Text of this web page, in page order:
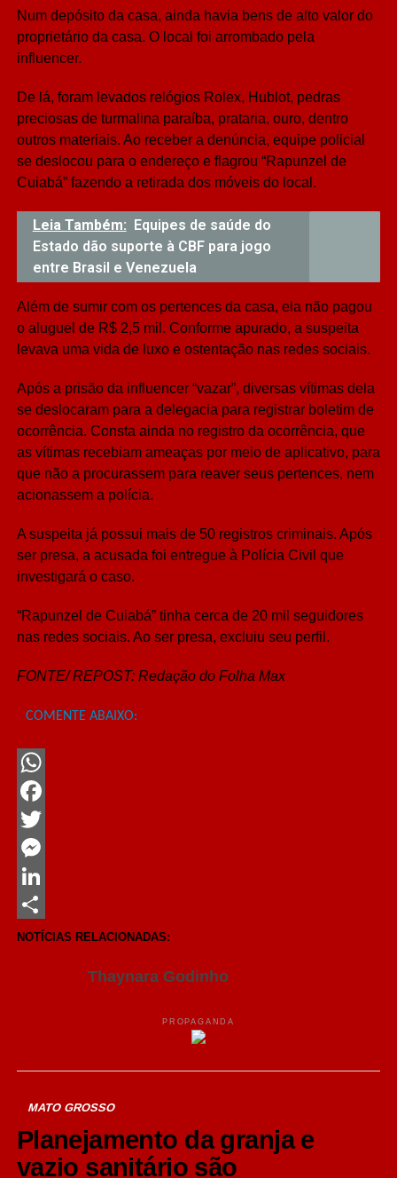
Num depósito da casa, ainda havia bens de alto valor do
proprietário da casa. O local foi arrombado pela
influencer.
De lá, foram levados relógios Rolex, Hublot, pedras
preciosas de turmalina paraíba, prataria, ouro, dentro
outros materiais. Ao receber a denúncia, equipe policial
se deslocou para o endereço e flagrou “Rapunzel de
Cuiabá” fazendo a retirada dos móveis do local.
Leia Também: Equipes de saúde do
Estado dão suporte à CBF para jogo
entre Brasil e Venezuela
Além de sumir com os pertences da casa, ela não pagou
o aluguel de R$ 2,5 mil. Conforme apurado, a suspeita
levava uma vida de luxo e ostentação nas redes sociais.
Após a prisão da influencer “vazar”, diversas vítimas dela
se deslocaram para a delegacia para registrar boletim de
ocorrência. Consta ainda no registro da ocorrência, que
as vítimas recebiam ameaças por meio de aplicativo, para
que não a procurassem para reaver seus pertences, nem
acionassem a polícia.
A suspeita já possui mais de 50 registros criminais. Após
ser presa, a acusada foi entregue à Polícia Civil que
investigará o caso.
“Rapunzel de Cuiabá” tinha cerca de 20 mil seguidores
nas redes sociais. Ao ser presa, excluiu seu perfil.
FONTE/ REPOST: Redação do Folha Max
COMENTE ABAIXO:
WhatsApp
Facebook
Twitter
Messenger
LinkedIn
Share
NOTÍCIAS RELACIONADAS:
Thaynara Godinho
PROPAGANDA
MATO GROSSO
Planejamento da granja e
vazio sanitário são